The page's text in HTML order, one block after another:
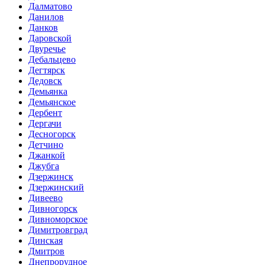
Далматово
Данилов
Данков
Даровской
Двуречье
Дебальцево
Дегтярск
Дедовск
Демьянка
Демьянское
Дербент
Дергачи
Десногорск
Детчино
Джанкой
Джубга
Дзержинск
Дзержинский
Дивеево
Дивногорск
Дивноморское
Димитровград
Динская
Дмитров
Днепрорудное